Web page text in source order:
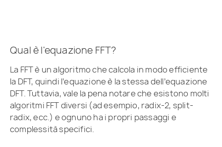
Qual è l'equazione FFT?
La FFT è un algoritmo che calcola in modo efficiente
la DFT, quindi l’equazione è la stessa dell’equazione
DFT. Tuttavia, vale la pena notare che esistono molti
algoritmi FFT diversi (ad esempio, radix-2, split-
radix, ecc.) e ognuno ha i propri passaggi e
complessità specifici.